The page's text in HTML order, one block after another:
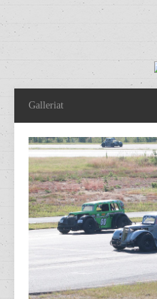
Galleriat